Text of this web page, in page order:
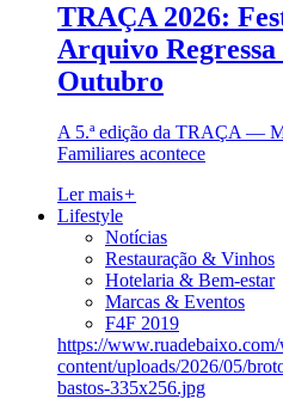
TRAÇA 2026:
Arquivo
Outubro
A 5.ª edição da TRAÇA —
Familiares acontece
Ler mais+
Lifestyle
Notícias
Restauração & Vinhos
Hotelaria & Bem-estar
Marcas & Eventos
F4F 2019
https://
content/uploads/2026/05/
bastos-335x256.jpg